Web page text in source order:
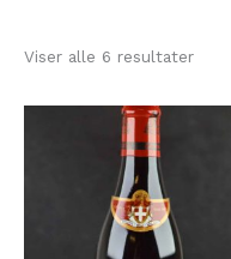
Viser alle 6 resultater